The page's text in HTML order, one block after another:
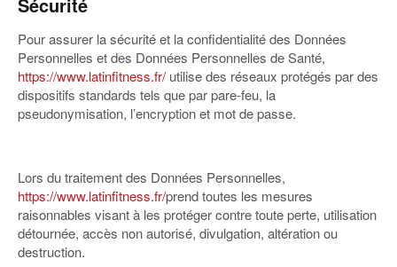
Sécurité
Pour assurer la sécurité et la confidentialité des Données
Personnelles et des Données Personnelles de Santé,
https://www.latinfitness.fr/ utilise des réseaux protégés par des
dispositifs standards tels que par pare-feu, la
pseudonymisation, l’encryption et mot de passe.
Lors du traitement des Données Personnelles,
https://www.latinfitness.fr/prend toutes les mesures
raisonnables visant à les protéger contre toute perte, utilisation
détournée, accès non autorisé, divulgation, altération ou
destruction.